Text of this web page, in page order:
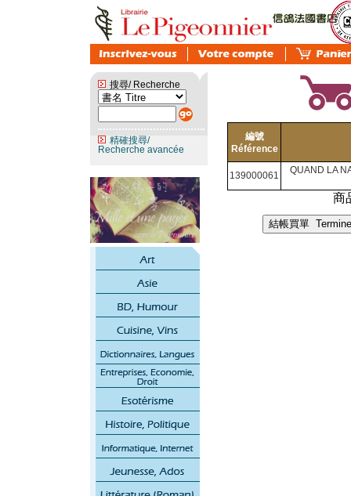
搜尋/ Recherche
精確搜尋/
Recherche avancée
編號
Référence
139000061 QUAND LA
商